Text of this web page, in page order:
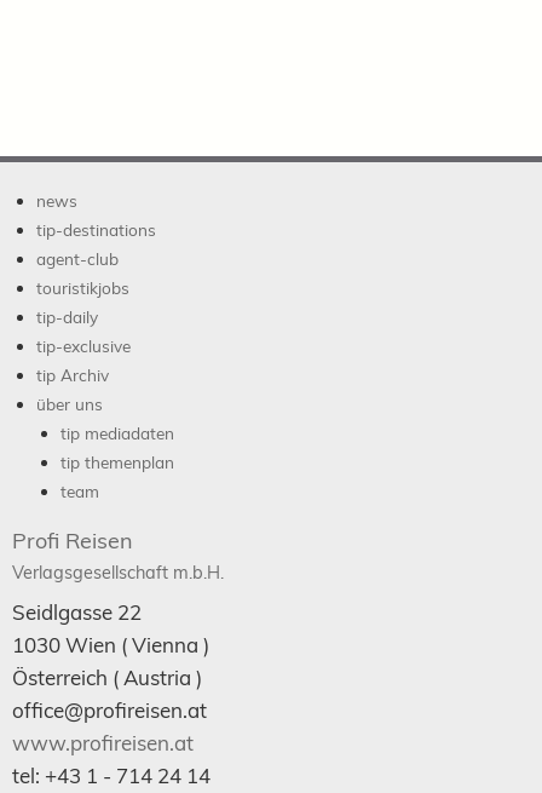
news
tip-destinations
agent-club
touristikjobs
tip-daily
tip-exclusive
tip Archiv
über uns
tip mediadaten
tip themenplan
team
Profi Reisen
Verlagsgesellschaft m.b.H.
Seidlgasse 22
1030Wien ( Vienna )
Österreich ( Austria )
office@profireisen.at
www.profireisen.at
tel: +43 1 - 714 24 14